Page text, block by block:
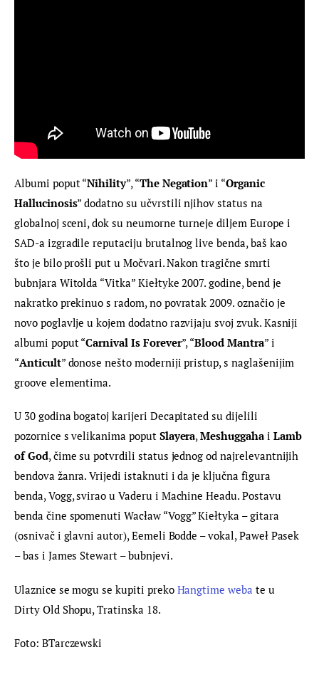
Albumi poput “Nihility”, “The Negation” i “Organic
Hallucinosis” dodatno su učvrstili njihov status na
globalnoj sceni, dok su neumorne turneje diljem Europe i
SAD-a izgradile reputaciju brutalnog live benda, baš kao
što je bilo prošli put u Močvari. Nakon tragične smrti
bubnjara Witolda “Vitka” Kiełtyke 2007. godine, bend je
nakratko prekinuo s radom, no povratak 2009. označio je
novo poglavlje u kojem dodatno razvijaju svoj zvuk. Kasniji
albumi poput “Carnival Is Forever”, “Blood Mantra” i
“Anticult” donose nešto moderniji pristup, s naglašenijim
groove elementima.
U 30 godina bogatoj karijeri Decapitated su dijelili
pozornice s velikanima poput Slayera, Meshuggaha i Lamb
of God, čime su potvrdili status jednog od najrelevantnijih
bendova žanra. Vrijedi istaknuti i da je ključna figura
benda, Vogg, svirao u Vaderu i Machine Headu. Postavu
benda čine spomenuti Wacław “Vogg” Kiełtyka – gitara
(osnivač i glavni autor), Eemeli Bodde – vokal, Paweł Pasek
– bas i James Stewart – bubnjevi.
Ulaznice se mogu se kupiti preko Hangtime weba te u
Dirty Old Shopu, Tratinska 18.
Foto: BTarczewski